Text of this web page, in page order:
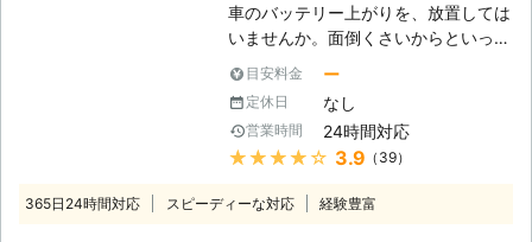
車のバッテリー上がりを、放置しては
いませんか。面倒くさいからといって
バッテリー上がりを放置してしまう
と、タンク内のガソリンが固まって詰
まりを引き起こす恐れがあります。そ
のため、車のバッテリー上がりはすぐ
にでも解消する必要があるのです。
きは、「株式会社クイックキャット」
目安料金 ー
定休日 なし
営業時間 24時間対応
★★★★★ 3.9 （39）
365日24時間対応 スピーディーな対応 経験豊富